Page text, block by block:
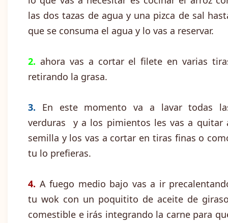
las dos tazas de agua y una pizca de sal
que se consuma el agua y lo vas a reservar.
2. ahora vas a cortar el filete en varias
retirando la grasa.
3. En este momento va a lavar todas
verduras y a los pimientos les vas a quitar
semilla y los vas a cortar en tiras finas o
tu lo prefieras.
4. A fuego medio bajo vas a ir
tu wok con un poquitito de aceite de
comestible e irás integrando la carne para